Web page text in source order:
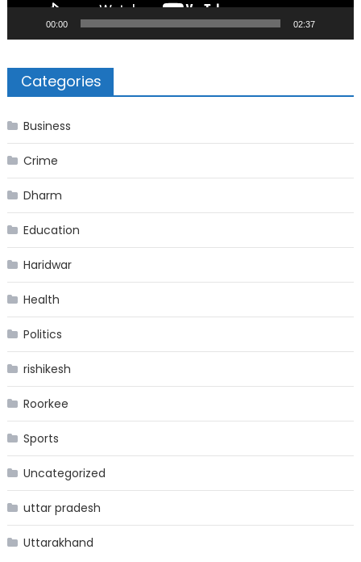
00:00 02:37
Categories
Business
Crime
Dharm
Education
Haridwar
Health
Politics
rishikesh
Roorkee
Sports
Uncategorized
uttar pradesh
Uttarakhand